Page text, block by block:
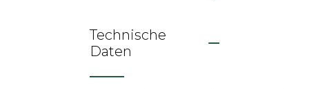
Technische
Daten